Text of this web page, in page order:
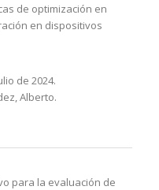
de optimización en
en dispositivos
de 2024.
Alberto.
para la evaluación de